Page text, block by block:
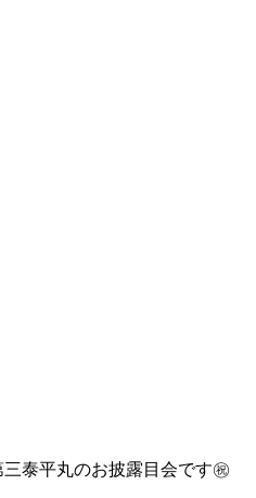
泰平丸のお披露目会です㊗️